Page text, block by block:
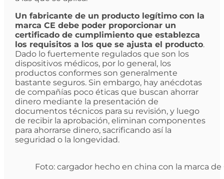
Un fabricante de un producto legítimo con la
marca CE debe poder proporcionar un
certificado de cumplimiento que establezca
los requisitos a los que se ajusta el producto.
Dado lo fuertemente regulados que son los
dispositivos médicos, por lo general, los
productos conformes son generalmente
bastante seguros. Sin embargo, hay anécdotas
de compañías poco éticas que buscan ahorrar
dinero mediante la presentación de
documentos técnicos para su revisión, y luego
de recibir la aprobación, eliminan componentes
para ahorrarse dinero, sacrificando así la
seguridad o la longevidad.
Foto: cargador hecho en china con la marca de